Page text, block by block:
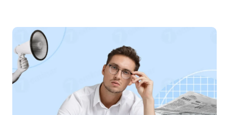
відцифрований образ обличчя. Якщо людини ще
немає у військовому реєстрі, система
автоматично сформує для неї цифровий профіль
на підставі отриманої інформації